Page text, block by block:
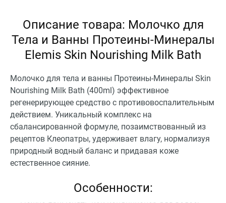
Описание товара: Молочко для
Тела и Ванны Протеины-Минералы
Elemis Skin Nourishing Milk Bath
Молочко для тела и ванны Протеины-Минералы Skin
Nourishing Milk Bath (400ml) эффективное
регенерирующее средство с противовоспалительным
действием. Уникальный комплекс на
сбалансированной формуле, позаимствованный из
рецептов Клеопатры, удерживает влагу, нормализуя
природный водный баланс и придавая коже
естественное сияние.
Особенности: